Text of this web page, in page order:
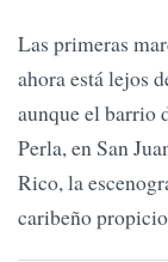
Las primeras
ahora está lejos
aunque el barrio
Perla, en San
Rico, la
caribeño